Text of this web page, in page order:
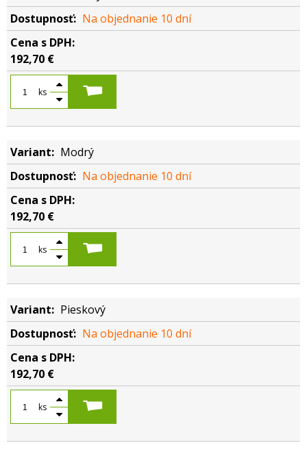
Na objednanie 10 dní
192,70 €
ks
Modrý
Na objednanie 10 dní
192,70 €
ks
Pieskový
Na objednanie 10 dní
192,70 €
ks